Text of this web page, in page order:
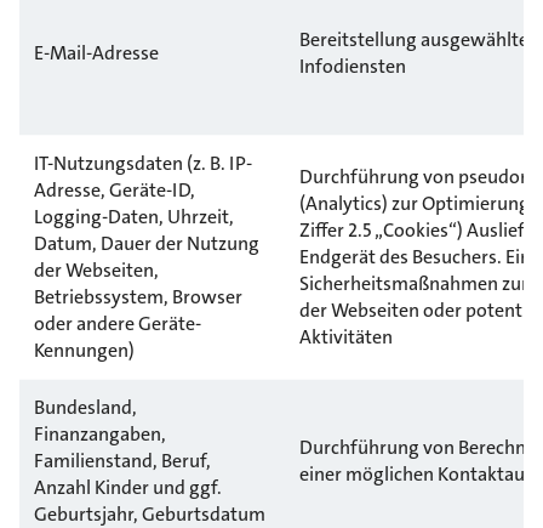
E-Mail-Adresse
Bereitstellung
Infodiensten
IT-Nutzungsdaten (z. B. IP-
Adresse, Geräte-ID,
Logging-Daten, Uhrzeit,
Datum, Dauer der Nutzung
der Webseiten,
Betriebssystem, Browser
oder andere Geräte-
Kennungen)
Durchführung von
(Analytics) zur Optimierung
Ziffer 2.5 „Cookies“)
Endgerät des Besuchers.
Sicherheitsmaßnahmen
der Webseiten oder
Aktivitäten
Bundesland,
Finanzangaben,
Familienstand, Beruf,
Anzahl Kinder und ggf.
Geburtsjahr, Geburtsdatum
Durchführung von
einer möglichen